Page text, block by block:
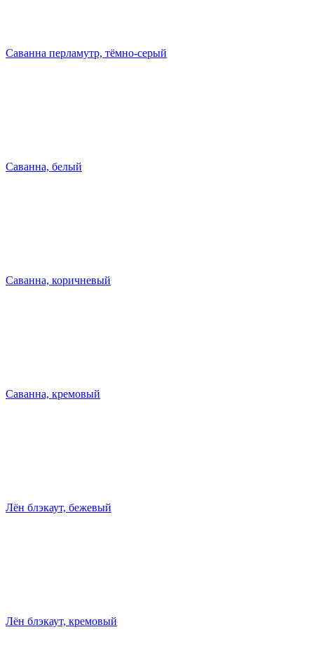
Саванна перламутр, тёмно-серый
Саванна, белый
Саванна, коричневый
Саванна, кремовый
Лён блэкаут, бежевый
Лён блэкаут, кремовый